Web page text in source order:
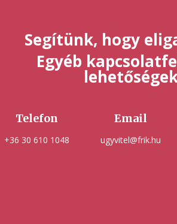
Segítünk, hogy
Egyéb
Telefon
+36 30 610 1048
Email
ugyvitel@frik.hu